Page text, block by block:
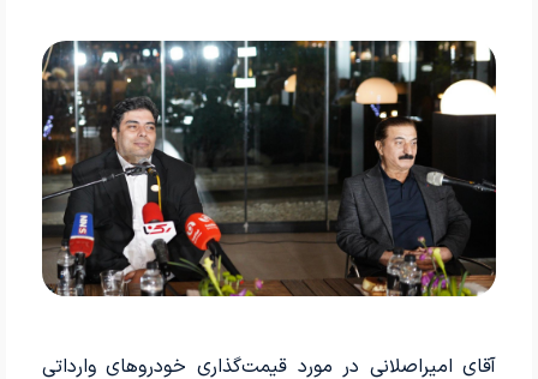
آقای امیراصلانی در مورد قیمت‌گذاری خودروهای وارداتی